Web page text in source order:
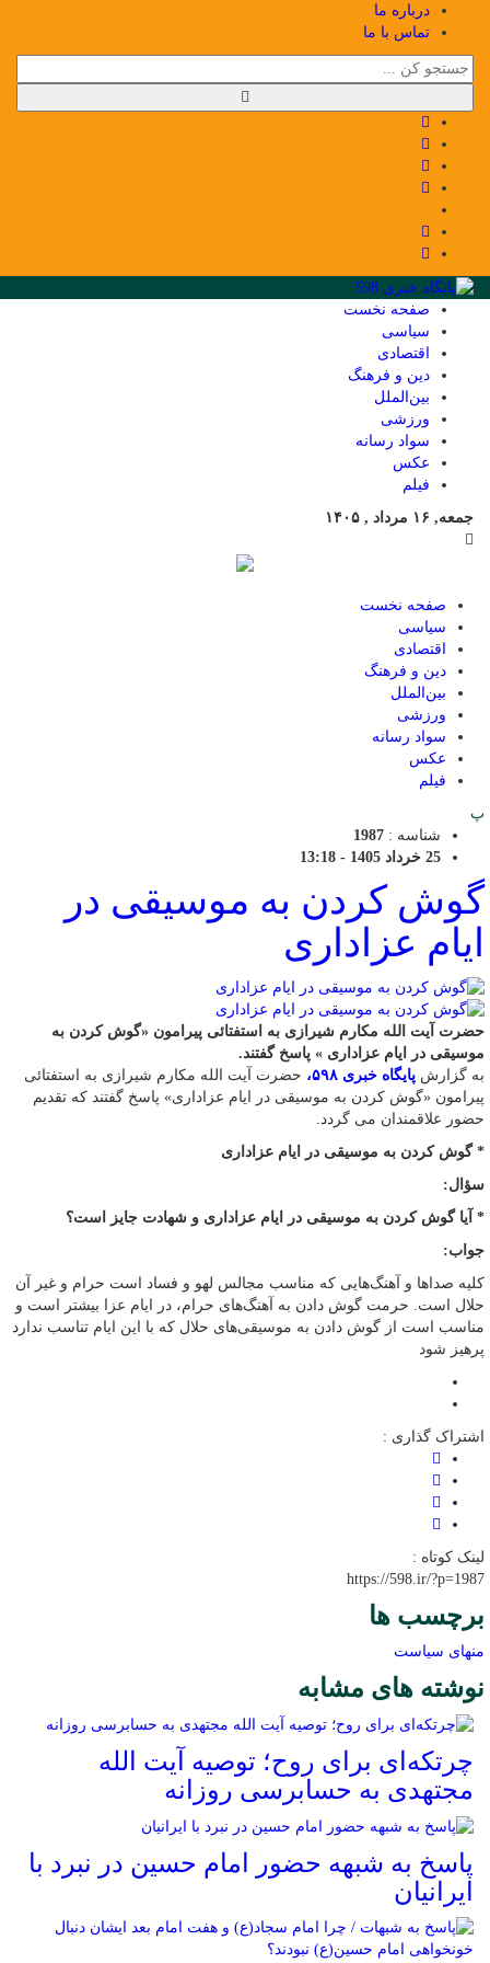
درباره ما
تماس با ما
صفحه نخست
سیاسی
اقتصادی
دین و فرهنگ
بین‌الملل
ورزشی
سواد رسانه
عکس
فیلم
جمعه, ۱۶ مرداد , ۱۴۰۵
صفحه نخست
سیاسی
اقتصادی
دین و فرهنگ
بین‌الملل
ورزشی
سواد رسانه
عکس
فیلم
پ
شناسه : 1987
25 خرداد 1405 - 13:18
گوش کردن به موسیقی در
ایام عزاداری
حضرت آیت الله مکارم شیرازی به استفتائی پیرامون «گوش کردن به
موسیقی در ایام عزاداری » پاسخ گفتند.
به گزارش پایگاه خبری ۵۹۸،
حضرت آیت الله مکارم شیرازی به استفتائی
پیرامون «گوش کردن به موسیقی در ایام عزاداری» پاسخ گفتند که تقدیم
حضور علاقمندان می گردد.
* گوش کردن به موسیقی در ایام عزاداری
سؤال:
* آیا گوش کردن به موسیقی در ایام عزاداری و شهادت جایز است؟
جواب:
کلیه صداها و آهنگ‌هایی که مناسب مجالس لهو و فساد است حرام و غیر آن
حلال است. حرمت گوش دادن به آهنگ‌های حرام، در ایام عزا بیشتر است و
مناسب است از گوش دادن به موسیقی‌های حلال که با این ایام تناسب ندارد
پرهیز شود
اشتراک گذاری :
لینک کوتاه :
https://598.ir/?p=1987
برچسب ها
منهای سیاست
نوشته های مشابه
چرتکه‌ای برای روح؛ توصیه آیت‌ الله
مجتهدی به حسابرسی روزانه
پاسخ به شبهه حضور امام حسین در نبرد با
ایرانیان